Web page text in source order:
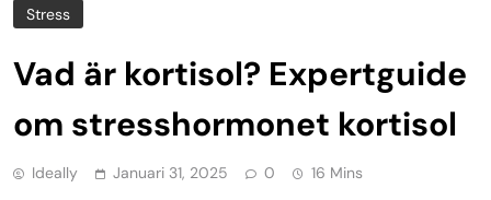
Stress
Vad är kortisol? Expertguide
om stresshormonet kortisol
Ideally Januari 31, 2025 0 16 Mins